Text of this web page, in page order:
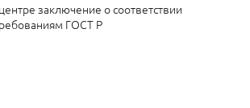
заключение о соответствии
ГОСТ Р